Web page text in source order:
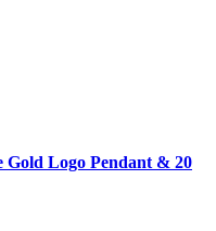
Logo Pendant & 20